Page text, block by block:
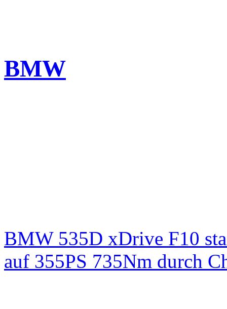
BMW
BMW 535D xDrive F10
auf 355PS 735Nm durch